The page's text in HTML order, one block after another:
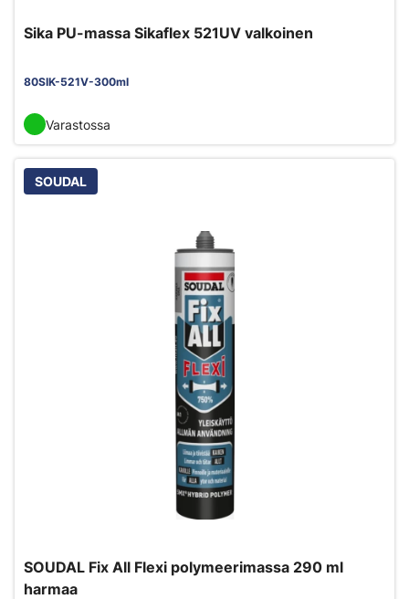
Sika PU-massa Sikaflex 521UV valkoinen
80SIK-521V-300ml
Varastossa
SOUDAL
SOUDAL Fix All Flexi polymeerimassa 290 ml
harmaa